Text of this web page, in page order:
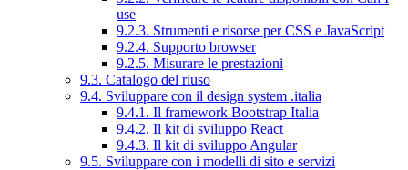
use
9.2.3. Strumenti e risorse per CSS e JavaScript
9.2.4. Supporto browser
9.2.5. Misurare le prestazioni
9.3. Catalogo del riuso
9.4. Sviluppare con il design system .italia
9.4.1. Il framework Bootstrap Italia
9.4.2. Il kit di sviluppo React
9.4.3. Il kit di sviluppo Angular
9.5. Sviluppare con i modelli di sito e servizi